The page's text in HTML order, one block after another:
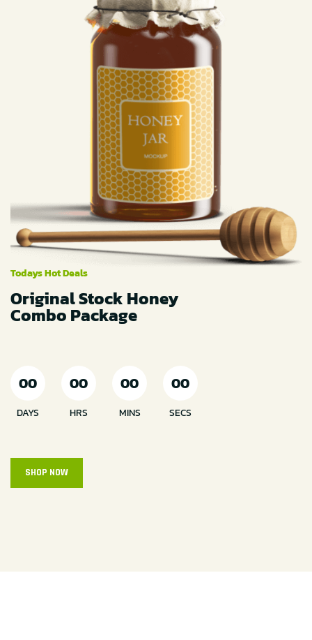
Todays Hot Deals
Original Stock Honey
Combo Package
00
DAYS
00
HRS
00
MINS
00
SECS
SHOP NOW